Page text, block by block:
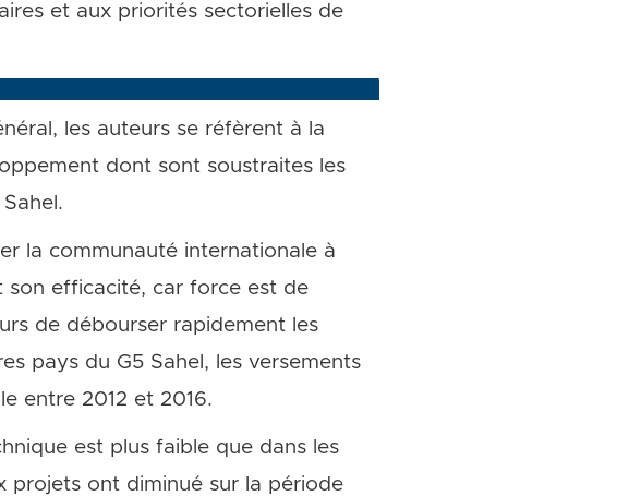
et aux priorités sectorielles de
les auteurs se réfèrent à la
dont sont soustraites les
la communauté internationale à
son efficacité, car force est de
de débourser rapidement les
pays du G5 Sahel, les versements
entre 2012 et 2016.
est plus faible que dans les
projets ont diminué sur la période